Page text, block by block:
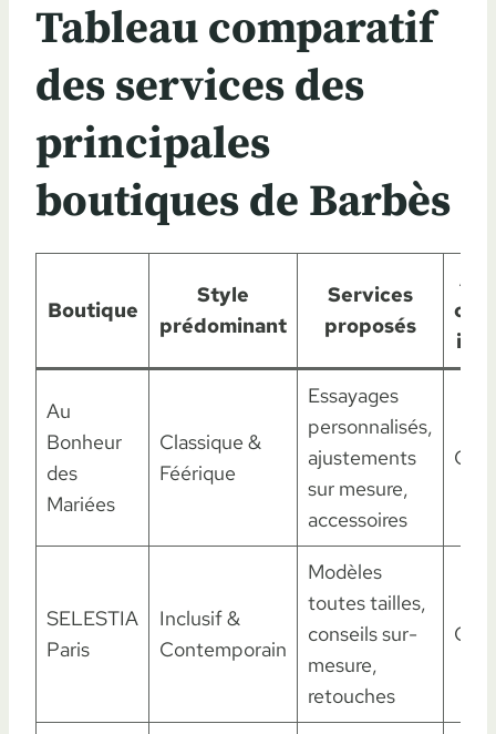
Tableau comparatif
des services des
principales
boutiques de Barbès
Boutique
Style
prédominant
Services
proposés
Au
Bonheur
des
Mariées
Classique &
Féérique
Essayages
personnalisés,
ajustements
sur mesure,
accessoires
Oui
SELESTIA
Paris
Inclusif &
Contemporain
Modèles
toutes tailles,
conseils sur-
mesure,
retouches
Oui